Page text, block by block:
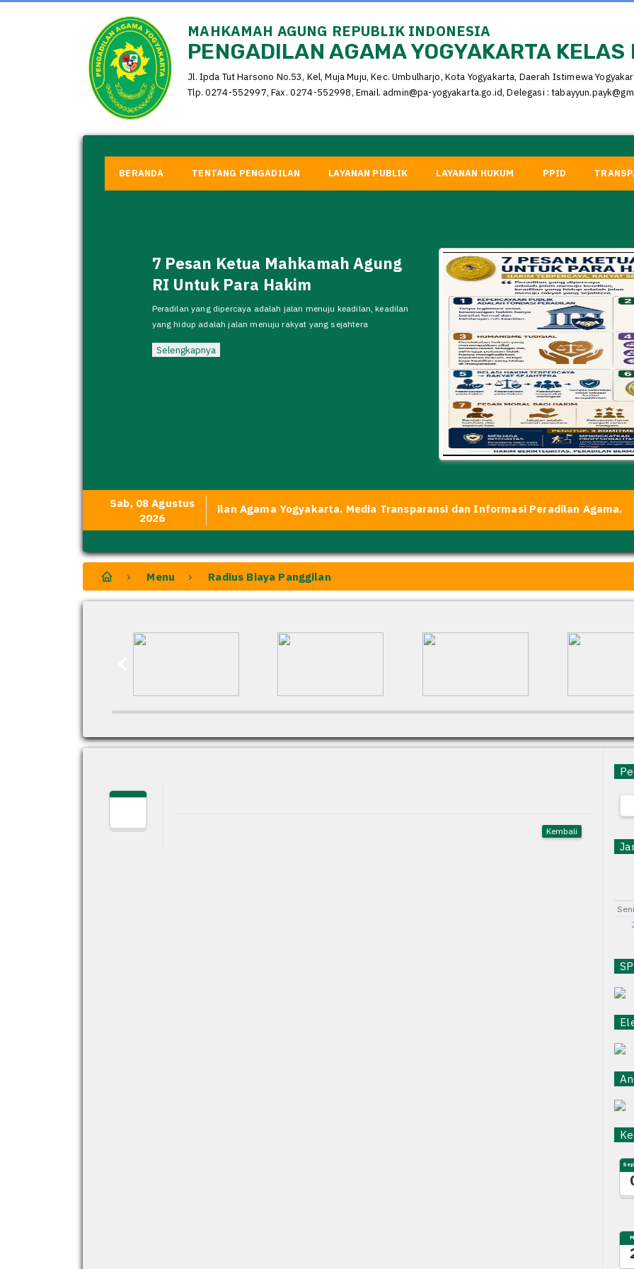
MAHKAMAH AGUNG REPUBLIK INDONESIA
PENGADILAN AGAMA YOGYAKARTA KELAS
Jl. Ipda Tut Harsono No.53, Kel, Muja Muju, Kec. Umbulharjo, Kota Yogyakarta, Daerah Istimewa
Tlp. 0274-552997, Fax. 0274-552998, Email. admin@pa-yogyakarta.go.id, Delegasi :
PPID
LAYANAN HUKUM
LAYANAN PUBLIK
TENTANG PENGADILAN
BERANDA
PROGRAM PRIORITAS DITJEN
BADILAG 2026
Program Prioritas Direktorat Jenderal Badan Peradilan Agama
Tahun 2026
Selengkapnya
Sab, 08 Agustus
2026
di Website Resmi Pengadilan Agama Yogyakarta. Media Transparansi dan Informasi Peradilan Agama.
Menu Radius Biaya Panggilan
Kembali